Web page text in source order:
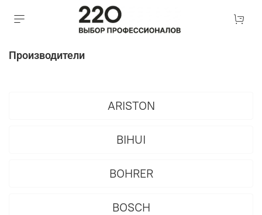
Производители
ARISTON
BIHUI
BOHRER
BOSCH